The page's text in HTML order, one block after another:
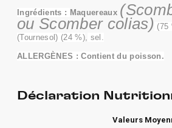
Ingrédients : Maquereaux
ou Scomber colias) (75
(Tournesol) (24 %), sel.
ALLERGÈNES : Contient du poisson.
Déclaration
Valeurs